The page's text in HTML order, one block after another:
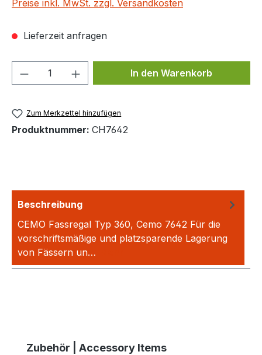
Preise inkl. MwSt. zzgl. Versandkosten
Lieferzeit anfragen
Produkt Anzahl: Gib denIn den Warenkorb
Zum Merkzettel hinzufügen
Produktnummer: CH7642
Beschreibung
CEMO Fassregal Typ 360, Cemo 7642 Für die
vorschriftsmäßige und platzsparende Lagerung
von Fässern un…
Produktgalerie überspringen
Zubehör | Accessory Items